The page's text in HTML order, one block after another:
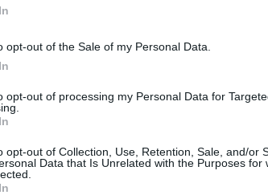
opt-out of the Sale of my Personal Data.
opt-out of processing my Personal Data for
opt-out of Collection, Use, Retention, Sale, and/or
Data that Is Unrelated with the Purposes for
of Hellas 2026: Η
γύρου άνοιξε στα
γιορτή
και φόντο τη λίμνη των Ιωαννίνων
2026, σηματοδοτώντας την έναρξη της
διεθνούς ετήσιας αθλητικής διοργάνωσης